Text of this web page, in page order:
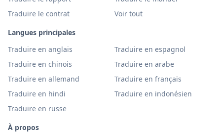
Traduire le contrat
Voir tout
Langues principales
Traduire en anglais
Traduire en espagnol
Traduire en chinois
Traduire en arabe
Traduire en allemand
Traduire en français
Traduire en hindi
Traduire en indonésien
Traduire en russe
À propos